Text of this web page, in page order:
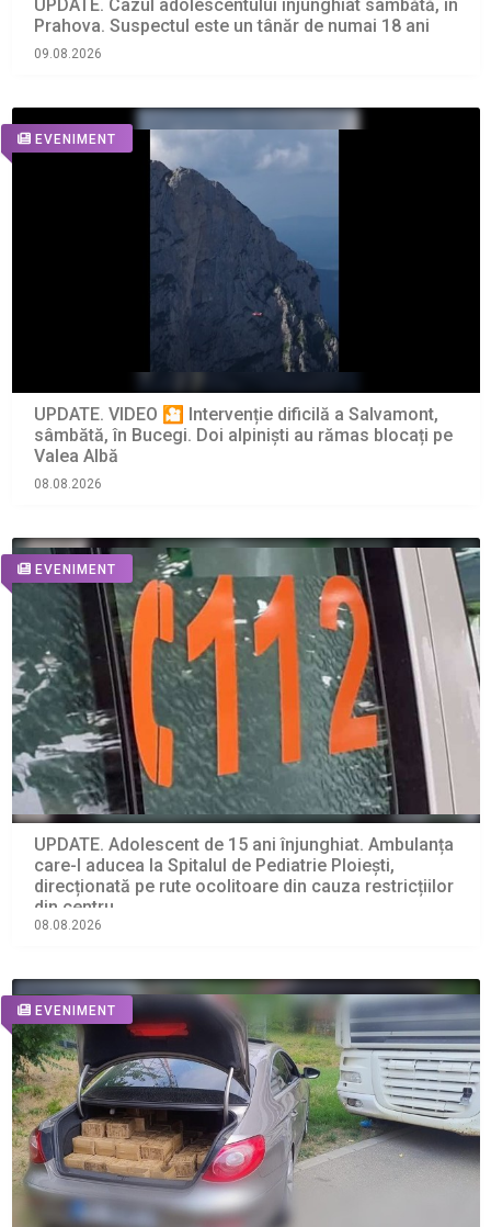
UPDATE. Cazul adolescentului înjunghiat sâmbătă, în
Prahova. Suspectul este un tânăr de numai 18 ani
09.08.2026
EVENIMENT
UPDATE. VIDEO 🎦 Intervenție dificilă a Salvamont,
sâmbătă, în Bucegi. Doi alpiniști au rămas blocați pe
Valea Albă
08.08.2026
EVENIMENT
UPDATE. Adolescent de 15 ani înjunghiat. Ambulanța
care-l aducea la Spitalul de Pediatrie Ploiești,
direcționată pe rute ocolitoare din cauza restricțiilor
din centru
08.08.2026
EVENIMENT